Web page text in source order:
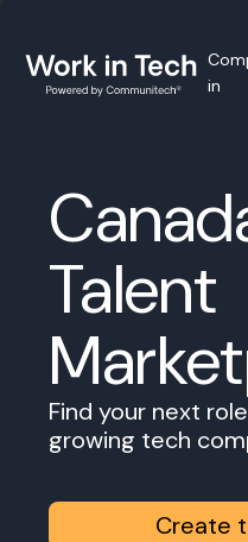
in
Talent
Find your next
growing tech
Create